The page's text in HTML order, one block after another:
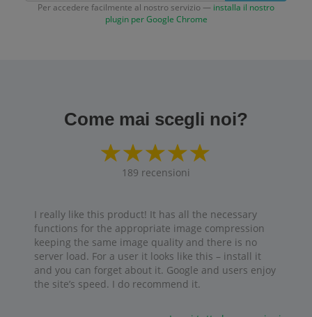
Per accedere facilmente al nostro servizio — installa il nostro
plugin per Google Chrome
Come mai scegli noi?
189 recensioni
I really like this product! It has all the necessary
functions for the appropriate image compression
keeping the same image quality and there is no
server load. For a user it looks like this – install it
and you can forget about it. Google and users enjoy
the site’s speed. I do recommend it.